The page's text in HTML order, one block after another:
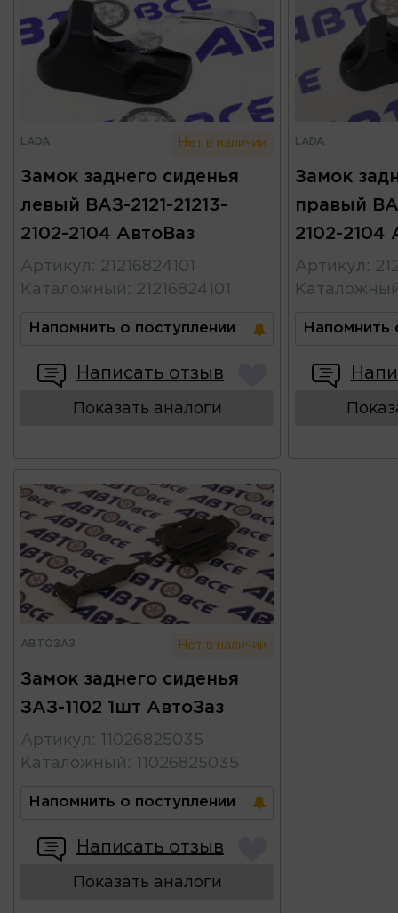
LADA Нет в наличии
Замок заднего сиденья
левый ВАЗ-2121-21213-
2102-2104 АвтоВаз
Артикул : 21216824101
Каталожный : 21216824101
Напомнить о поступлении
Написать отзыв
Показать аналоги
LADA
Замок
правый
2102-2104
Артикул :
Напомнить
АВТОЗАЗ Нет в наличии
Замок заднего сиденья
ЗАЗ-1102 1шт АвтоЗаз
Артикул :
11026825035
Каталожный : 11026825035
Напомнить о поступлении
Написать отзыв
Показать аналоги